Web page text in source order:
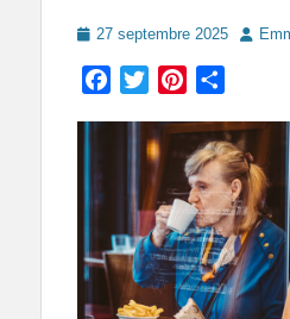
Posted
27 septembre 2025 Author
Facebook
TwitterPinterest